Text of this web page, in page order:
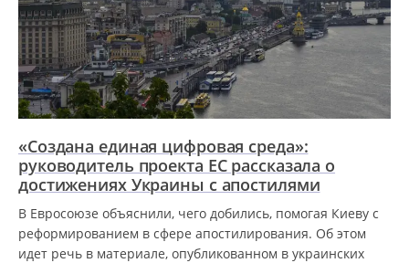
«Создана единая цифровая среда»:
руководитель проекта ЕС рассказала о
достижениях Украины с апостилями
В Евросоюзе объяснили, чего добились, помогая Киеву с
реформированием в сфере апостилирования. Об этом
идет речь в материале, опубликованном в украинских